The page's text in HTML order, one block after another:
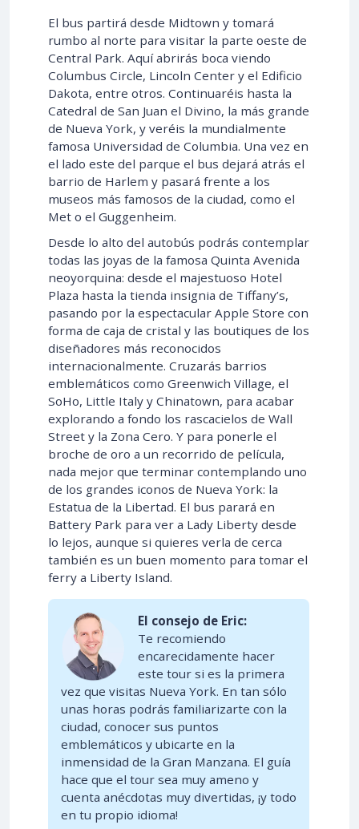
El bus partirá desde Midtown y tomará
rumbo al norte para visitar la parte oeste de
Central Park. Aquí abrirás boca viendo
Columbus Circle, Lincoln Center y el Edificio
Dakota, entre otros. Continuaréis hasta la
Catedral de San Juan el Divino, la más grande
de Nueva York, y veréis la mundialmente
famosa Universidad de Columbia. Una vez en
el lado este del parque el bus dejará atrás el
barrio de Harlem y pasará frente a los
museos más famosos de la ciudad, como el
Met o el Guggenheim.
Desde lo alto del autobús podrás contemplar
todas las joyas de la famosa Quinta Avenida
neoyorquina: desde el majestuoso Hotel
Plaza hasta la tienda insignia de Tiffany’s,
pasando por la espectacular Apple Store con
forma de caja de cristal y las boutiques de los
diseñadores más reconocidos
internacionalmente. Cruzarás barrios
emblemáticos como Greenwich Village, el
SoHo, Little Italy y Chinatown, para acabar
explorando a fondo los rascacielos de Wall
Street y la Zona Cero. Y para ponerle el
broche de oro a un recorrido de película,
nada mejor que terminar contemplando uno
de los grandes iconos de Nueva York: la
Estatua de la Libertad. El bus parará en
Battery Park para ver a Lady Liberty desde
lo lejos, aunque si quieres verla de cerca
también es un buen momento para tomar el
ferry a Liberty Island.
El consejo de Eric:
Te recomiendo
encarecidamente hacer
este tour si es la primera
vez que visitas Nueva York. En tan sólo
unas horas podrás familiarizarte con la
ciudad, conocer sus puntos
emblemáticos y ubicarte en la
inmensidad de la Gran Manzana. El guía
hace que el tour sea muy ameno y
cuenta anécdotas muy divertidas, ¡y todo
en tu propio idioma!